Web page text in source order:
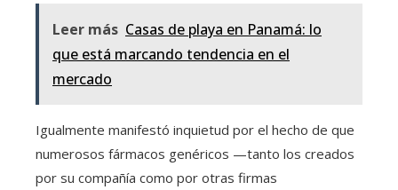
Leer más Casas de playa en Panamá: lo
que está marcando tendencia en el
mercado
Igualmente manifestó inquietud por el hecho de que
numerosos fármacos genéricos —tanto los creados
por su compañía como por otras firmas